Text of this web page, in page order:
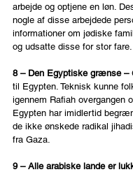
arbejde og optjene en løn.
nogle af disse arbejdede
informationer om jødiske
og udsatte disse for stor fare.
8 – Den Egyptiske grænse –
til Egypten. Teknisk kunne
igennem Rafiah overgangen
Egypten har imidlertid
de ikke ønskede radikal
fra Gaza.
9 – Alle arabiske lande er